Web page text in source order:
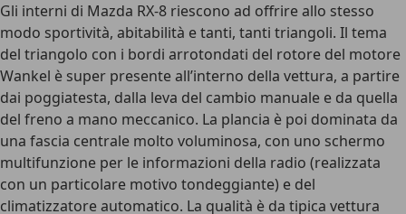
Gli interni di Mazda RX-8 riescono ad offrire allo stesso
modo sportività, abitabilità e tanti, tanti triangoli. Il tema
del triangolo con i bordi arrotondati del rotore del motore
Wankel è super presente all’interno della vettura, a partire
dai poggiatesta, dalla leva del cambio manuale e da quella
del freno a mano meccanico. La plancia è poi dominata da
una fascia centrale molto voluminosa, con uno schermo
multifunzione per le informazioni della radio (realizzata
con un particolare motivo tondeggiante) e del
climatizzatore automatico. La qualità è da tipica vettura